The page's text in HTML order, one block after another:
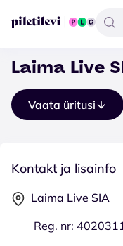
Laima Live
Vaata üritusi
Kontakt ja lisainfo
Laima Live SIA
Reg. nr: